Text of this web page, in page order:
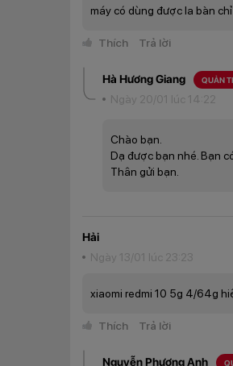
Màn hình Xiaomi Redmi 10
máy có dùng được la bàn
Thích Trả lời
Hà Hương Giang QUẢN
Ngày 20/01 lúc 14:22
Chào bạn.
Dạ được bạn nhé. Bạn
Thân gửi bạn.
Hải
Ngày 13/01 lúc 23:23
xiaomi redmi 10 5g 4/64g
Thích Trả lời
Nguyễn Phương Anh